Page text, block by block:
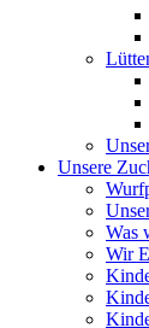
Unsere
Was
Wir